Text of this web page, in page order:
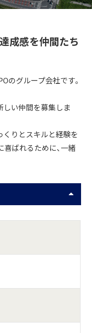
成感を仲間たち
のグループ会社です。
しい仲間を募集しま
くりとスキルと経験を
ばれるために、一緒